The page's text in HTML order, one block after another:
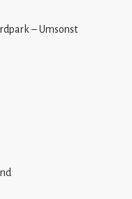
– Umsonst